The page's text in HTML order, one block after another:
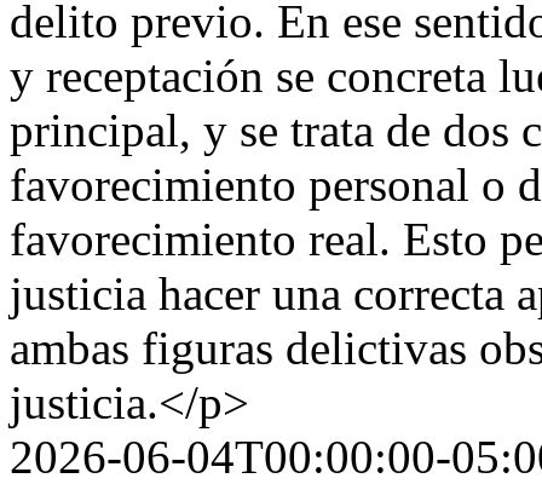
delito previo. En ese
y receptación se concreta
principal, y se trata de dos
favorecimiento personal o
favorecimiento real. Esto
justicia hacer una correcta
ambas figuras delictivas
justicia.</p>
2026-06-04T00:00:00-